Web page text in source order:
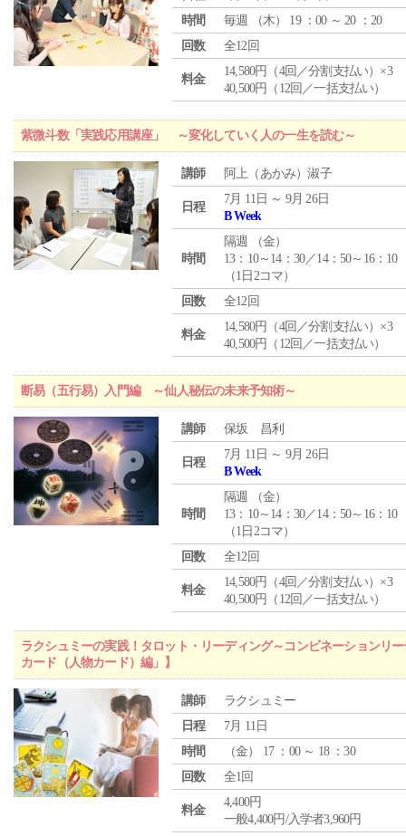
時間
毎週 （木） 19 ：00 ～ 20 ：20
回数
全12回
料金
14,580円（4回／分割支払い）×3
40,500円（12回／一括支払い）
紫微斗数「実践応用講座」 ～変化していく人の一生を読む～
講師 阿上（あかみ）淑子
日程
7月 11日 ～ 9月 26日
B Week
時間
隔週 （金）
13：10～14：30／14：50～16：10
（1日2コマ）
回数
全12回
料金
14,580円（4回／分割支払い）×3
40,500円（12回／一括支払い）
断易（五行易）入門編 ～仙人秘伝の未来予知術～
講師 保坂 昌利
日程
7月 11日 ～ 9月 26日
B Week
時間
隔週 （金）
13：10～14：30／14：50～16：10
（1日2コマ）
回数
全12回
料金
14,580円（4回／分割支払い）×3
40,500円（12回／一括支払い）
ラクシュミーの実践！タロット・リーディング～コンビネーションリ
カード（人物カード）編」】
講師
ラクシュミー
日程
7月 11日
時間
（金） 17 ：00 ～ 18 ：30
回数
全1回
料金
4,400円
一般4,400円/入学者3,960円